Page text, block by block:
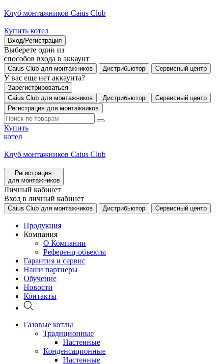
Клуб монтажников Caius Club
Купить котел
Вход/Регистрация
Выберете один из
способов входа в аккаунт
Caius Club для монтажников Дистрибьютор Сервисный центр
У вас еще нет аккаунта?
Зарегистрироваться
Caius Club для монтажников
Дистрибьютор
Сервисный центр
Регистрация для монтажников
Купить
котел
Клуб монтажников Caius Club
Регистрация
для монтажников
Личный кабинет
Вход в личный кабинет
Caius Club для монтажников Дистрибьютор Сервисный центр
Продукция
Компания
О Компании
Референц-объекты
Гарантия и сервис
Наши партнеры
Обучение
Новости
Контакты
Газовые котлы
Традиционные
Настенные
Конденсационные
Настенные